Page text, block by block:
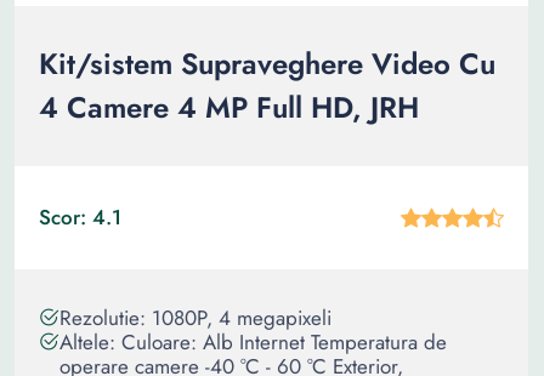
Kit/sistem Supraveghere Video Cu
4 Camere 4 MP Full HD, JRH
Scor: 4.1
Rezolutie: 1080P, 4 megapixeli
Altele: Culoare: Alb Internet Temperatura de
operare camere -40 °C - 60 °C Exterior,